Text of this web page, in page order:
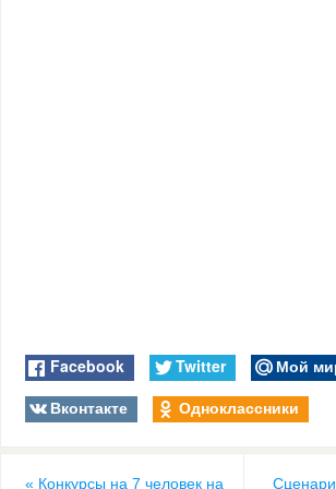
Facebook Twitter
Мой
Вконтакте
Одноклассники
« Конкурсы на 7 человек на